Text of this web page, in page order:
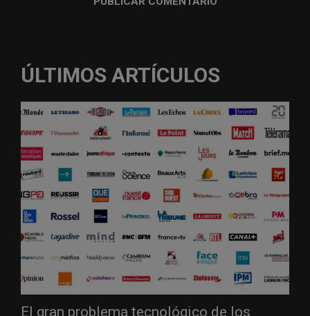
ÚLTIMOS ARTÍCULOS
El gran problema tecnológico de los